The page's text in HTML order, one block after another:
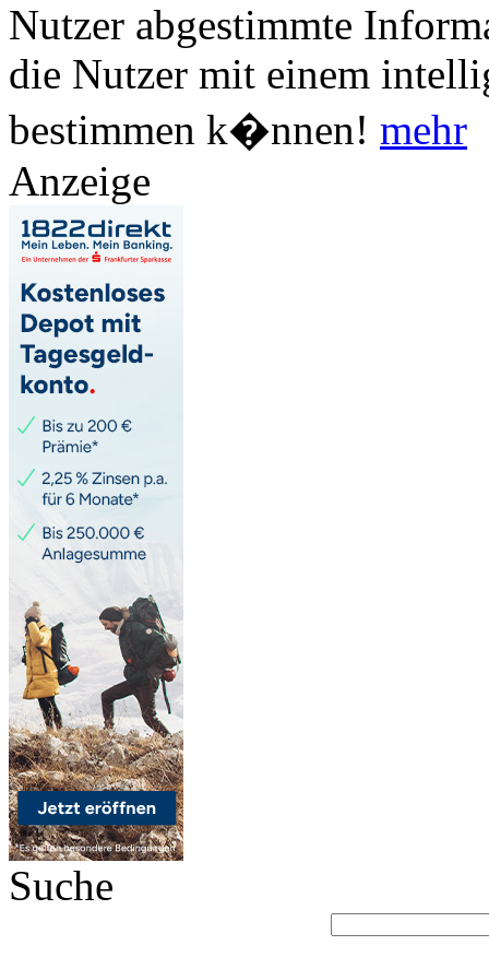
Nutzer abgestimmte
die Nutzer mit einem
bestimmen k�nnen! mehr
Anzeige
Suche